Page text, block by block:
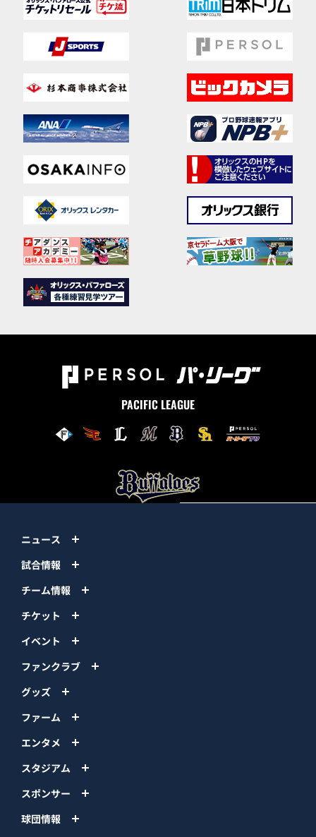
PACIFIC LEAGUE
ニュース
試合情報
チーム情報
チケット
イベント
ファンクラブ
グッズ
ファーム
エンタメ
スタジアム
スポンサー
球団情報